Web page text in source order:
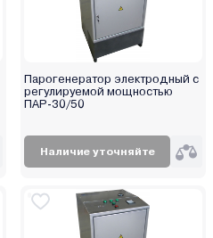
Парогенератор электродный с
регулируемой мощностью
ПАР-30/50
Наличие уточняйте